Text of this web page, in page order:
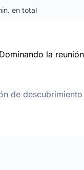
en total
la
Dominando la reunión de descubrimiento